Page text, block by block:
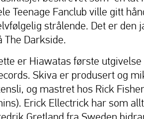
Teenage Fanclub ville gitt
strålende. Det er den
The Darkside.
er Hiawatas første utgivelse
Skiva er produsert og
og mastret hos Rick
Erick Ellectrick har som
Gretland fra Sweden